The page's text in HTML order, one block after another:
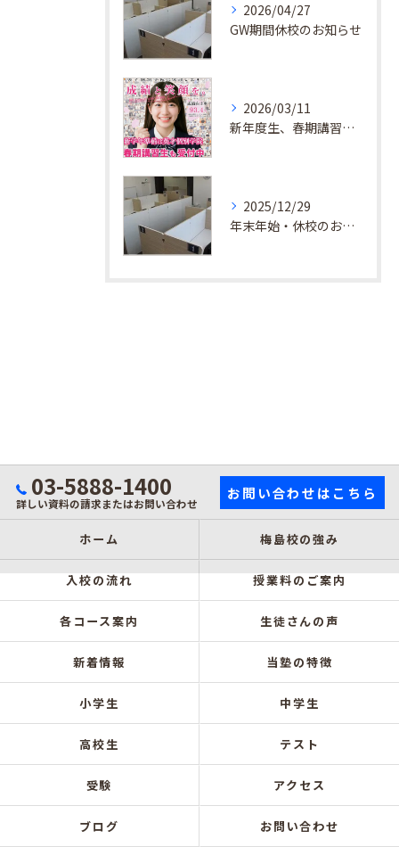
2026/04/27
GW期間休校のお知らせ
2026/03/11
新年度生、春期講習生 受付中！
2025/12/29
年末年始・休校のお知らせ
03-5888-1400
詳しい資料の請求またはお問い合わせ
お問い合わせはこちら
ホーム 梅島校の強み
入校の流れ 授業料のご案内
各コース案内 生徒さんの声
新着情報 当塾の特徴
小学生 中学生
高校生 テスト
受験 アクセス
ブログ お問い合わせ